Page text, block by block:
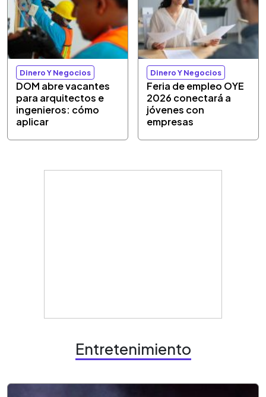
Dinero Y Negocios
DOM abre vacantes
para arquitectos e
ingenieros: cómo
aplicar
Dinero Y Negocios
Feria de empleo OYE
2026 conectará a
jóvenes con
empresas
Entretenimiento